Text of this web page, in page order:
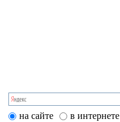
на сайте в интернете